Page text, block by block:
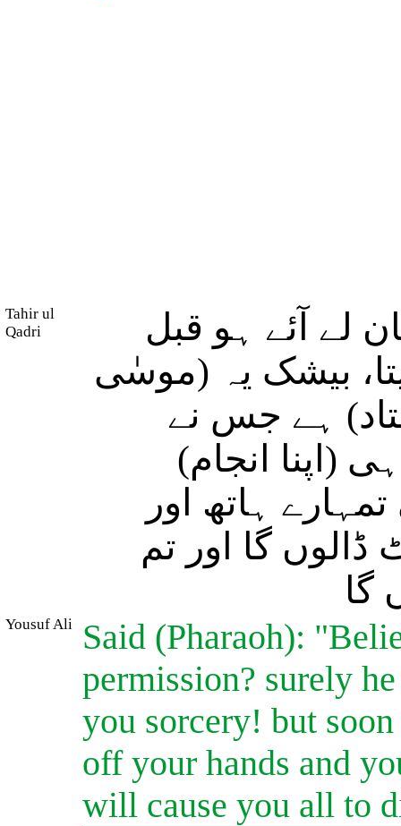
Tahir ul
Qadri
لے آئے ہو قبل
بیشک یہ (موسٰی
ہے جس نے
(اپنا انجام)
ہاتھ اور
گا اور تم
گا
Yousuf Ali
Said (Pharaoh):
permission? surely
you sorcery! but
off your hands and
will cause you all to